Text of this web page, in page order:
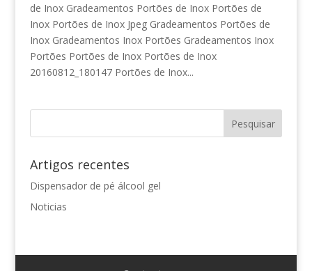
de Inox Gradeamentos Portões de Inox Portões de
Inox Portões de Inox Jpeg Gradeamentos Portões de
Inox Gradeamentos Inox Portões Gradeamentos Inox
Portões Portões de Inox Portões de Inox
20160812_180147 Portões de Inox...
Artigos recentes
Dispensador de pé álcool gel
Noticias